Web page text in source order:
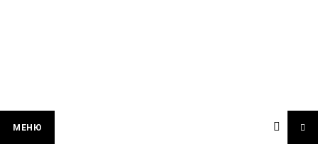
МЕНЮ